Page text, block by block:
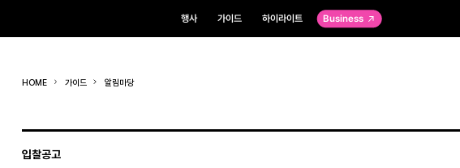
행사 가이드 하이라이트 Business
HOME 가이드 알림마당
입찰공고